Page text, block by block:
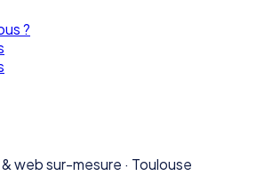
?
web sur-mesure · Toulouse